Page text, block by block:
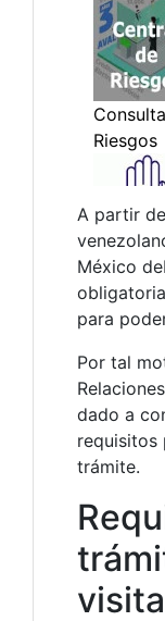
A partir
México
para
Por tal
dado a
requisitos
trámite.